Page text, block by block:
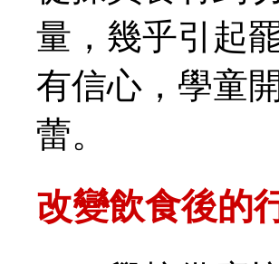
量，幾乎引起
有信心，學童
蕾。
改變飲食後的